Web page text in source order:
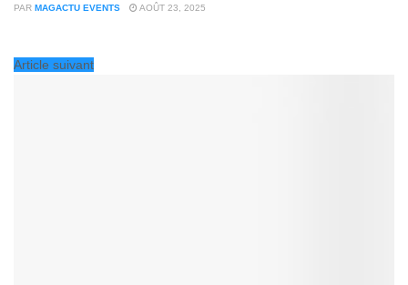
PAR MAGACTU EVENTS AOÛT 23, 2025
Article suivant